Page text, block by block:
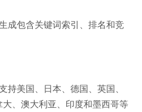
成包含关键词索引、排名和竞
美国、日本、德国、英国、
、澳大利亚、印度和墨西哥等